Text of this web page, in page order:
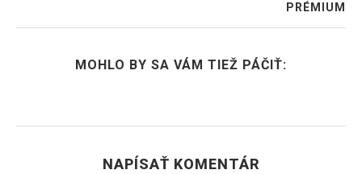
PRÉMIUM
MOHLO BY SA VÁM TIEŽ PÁČIŤ:
NAPÍSAŤ KOMENTÁR